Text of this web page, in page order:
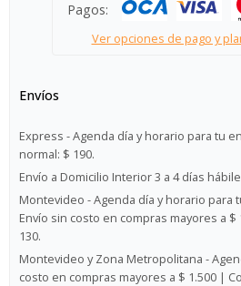
Pagos:
Ver opciones de pago y
Envíos
Express - Agenda día y horario para tu
normal: $ 190.
Envío a Domicilio Interior 3 a 4 días
Montevideo - Agenda día y horario para
Envío sin costo en compras mayores a
130.
Montevideo y Zona Metropolitana -
costo en compras mayores a $ 1.500 |